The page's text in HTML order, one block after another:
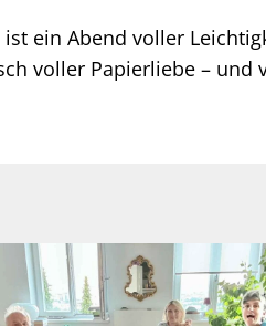
ist ein Abend voller
voller Papierliebe – und